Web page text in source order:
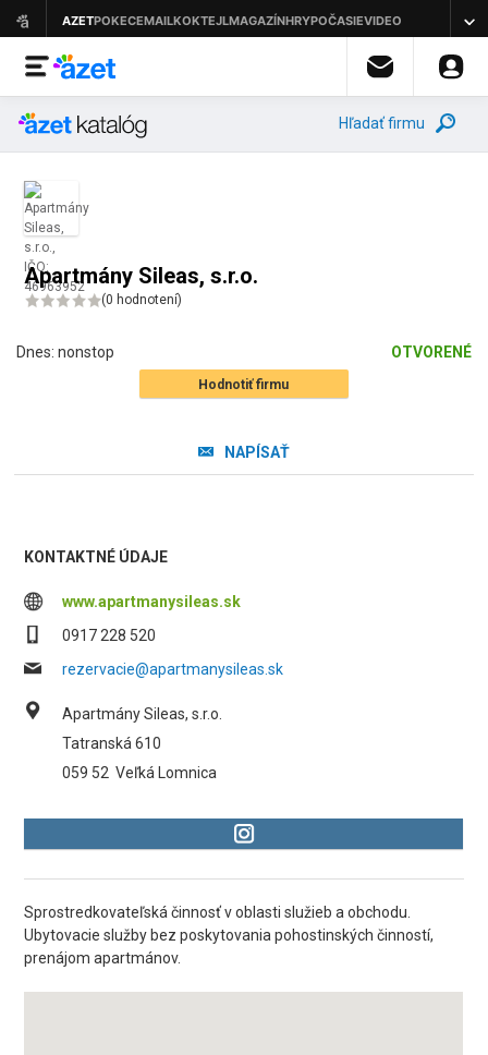
Hľadať firmu
Apartmány Sileas, s.r.o.
(0 hodnotení)
Dnes: nonstop OTVORENÉ
Hodnotiť firmu
NAPÍSAŤ
KONTAKTNÉ ÚDAJE
www.apartmanysileas.sk
0917 228 520
rezervacie@apartmanysileas.sk
Apartmány Sileas, s.r.o.
Tatranská 610
059 52 Veľká Lomnica
Sprostredkovateľská činnosť v oblasti služieb a obchodu.
Ubytovacie služby bez poskytovania pohostinských činností,
prenájom apartmánov.